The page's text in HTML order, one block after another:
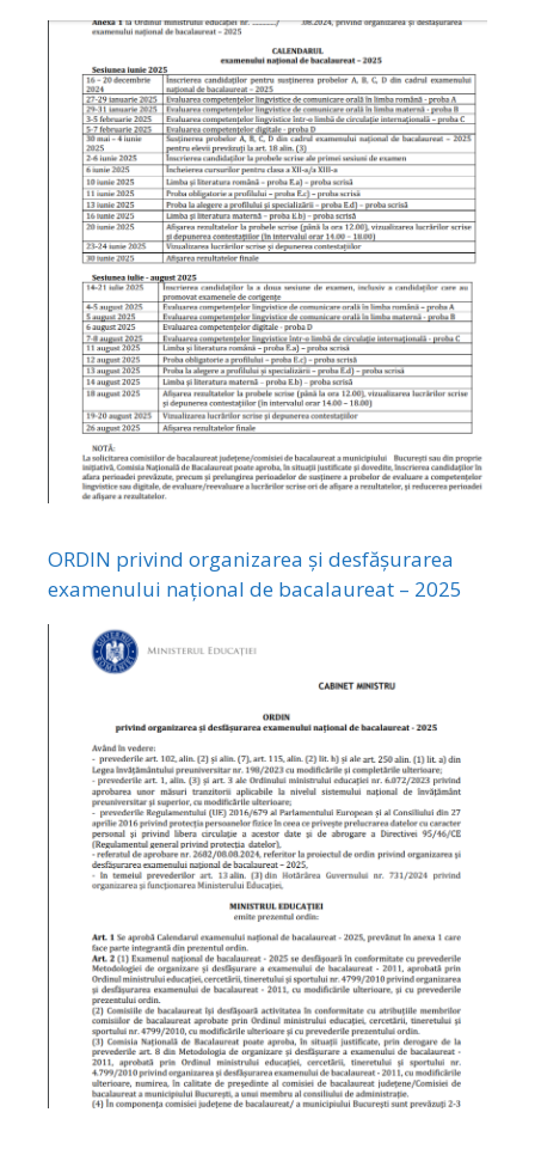
ORDIN privind organizarea și desfășurarea
examenului național de bacalaureat – 2025